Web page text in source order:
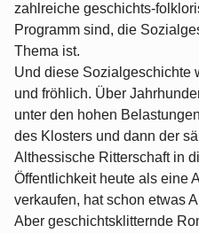
zahlreiche geschichts-
Programm sind, die
Thema ist.
Und diese Sozialgeschichte
und fröhlich. Über
unter den hohen
des Klosters und dann der
Althessische Ritterschaft in
Öffentlichkeit heute als eine
verkaufen, hat schon etwas
Aber geschichtsklitternde